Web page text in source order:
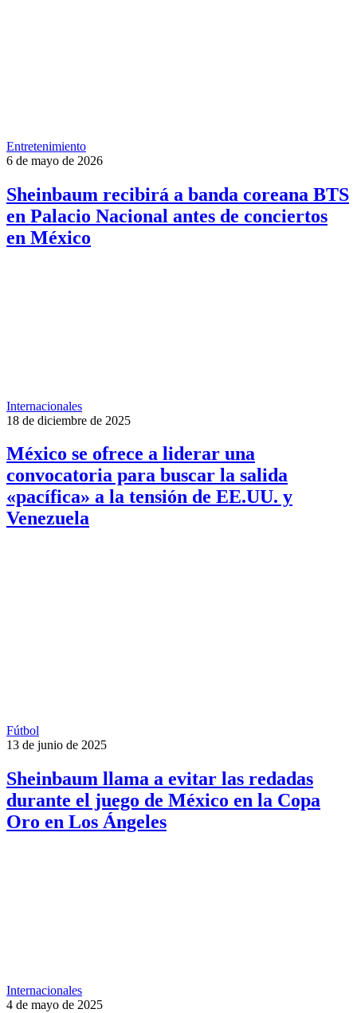
Entretenimiento
6 de mayo de 2026
Sheinbaum recibirá a banda coreana BTS
en Palacio Nacional antes de conciertos
en México
Internacionales
18 de diciembre de 2025
México se ofrece a liderar una
convocatoria para buscar la salida
«pacífica» a la tensión de EE.UU. y
Venezuela
Fútbol
13 de junio de 2025
Sheinbaum llama a evitar las redadas
durante el juego de México en la Copa
Oro en Los Ángeles
Internacionales
4 de mayo de 2025